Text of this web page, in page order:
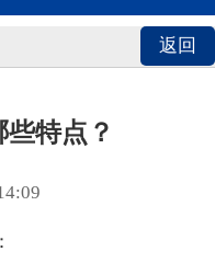
返回
特点？